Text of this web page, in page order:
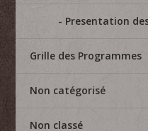
Presentation
Grille des Programmes
Non catégorisé
Non classé